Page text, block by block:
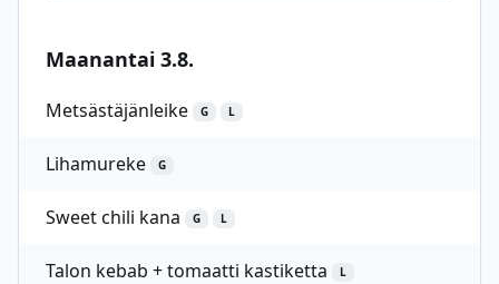
Maanantai 3.8.
Metsästäjänleike G L
Lihamureke G
Sweet chili kana G L
Talon kebab + tomaatti kastiketta L